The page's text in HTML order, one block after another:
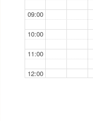
09:00
10:00
11:00
12:00